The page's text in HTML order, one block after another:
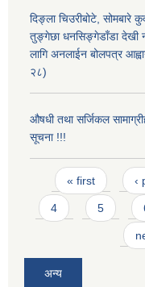
दिङ्ला चिउरीबोटे,
तुङ्गेछा धनसिङ्गेडाँडा देखी
लागि अनलाईन बोलपत्र
२८)
औषधी तथा सर्जिकल
सूचना !!!
Pages
« first ‹
4 5
अन्य